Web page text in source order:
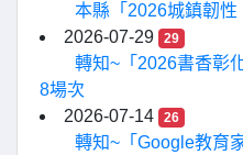
本縣「2026城鎮韌性
2026-07-29
29
轉知~「2026書香彰
8場次
2026-07-14
26
轉知~「Google教育